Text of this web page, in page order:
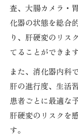
査、大腸カメラ・
化器の状態を総合
り、肝硬変のリス
てることができます
また、消化器内科
肝の進行度、生活
患者ごとに最適な
肝硬変のリスクを
す。